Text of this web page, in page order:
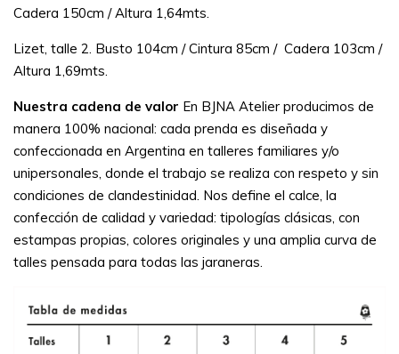
Cadera 150cm / Altura 1,64mts.
Lizet, talle 2. Busto 104cm / Cintura 85cm / Cadera 103cm /
Altura 1,69mts.
Nuestra cadena de valor En BJNA Atelier producimos de
manera 100% nacional: cada prenda es diseñada y
confeccionada en Argentina en talleres familiares y/o
unipersonales, donde el trabajo se realiza con respeto y sin
condiciones de clandestinidad. Nos define el calce, la
confección de calidad y variedad: tipologías clásicas, con
estampas propias, colores originales y una amplia curva de
talles pensada para todas las jaraneras.